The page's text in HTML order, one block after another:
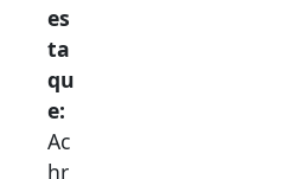
ta
qu
e:
Ac
hr